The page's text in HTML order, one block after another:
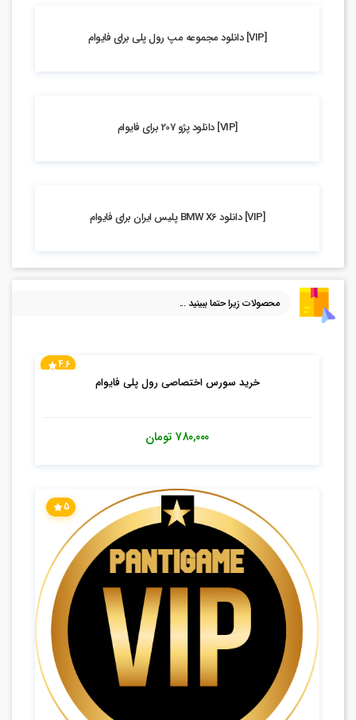
[VIP] دانلود مجموعه مپ رول پلی برای فایوام
[VIP] دانلود پژو 207 برای فایوام
[VIP] دانلود BMW X6 پلیس ایران برای فایوام
محصولات زیرا حتما ببینید ...
4.6
خرید سورس اختصاصی رول پلی فایوام
۷۸۰,۰۰۰ تومان
5